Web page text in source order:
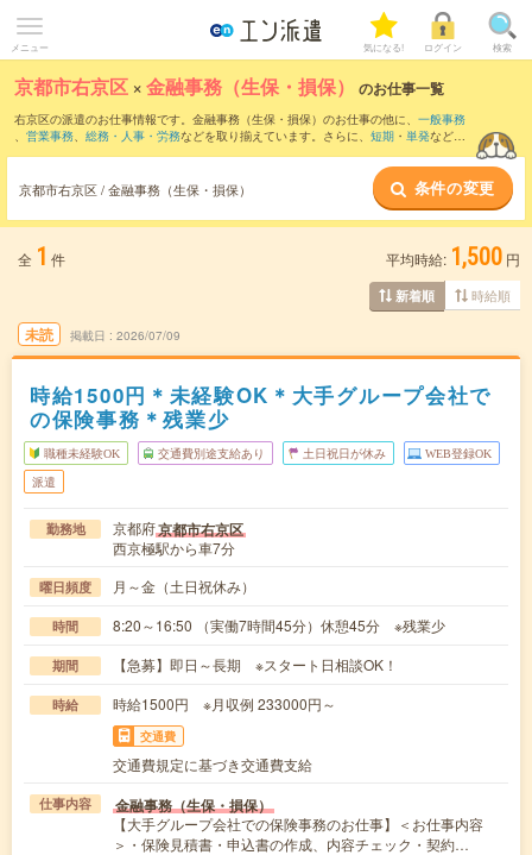
メニュー 気になる! ログイン 検索
京都市右京区 ×金融事務（生保・損保） のお仕事一覧
右京区の派遣のお仕事情報です。金融事務（生保・損保）のお仕事の他に、 一般事務
、 営業事務、 総務・人事・労務などを取り揃えています。さらに、 短期 ・ 単発などの
京都市右京区 / 金融事務（生保・損保） 条件の変更
全 1 件 平均時給: 1,500 円
新着順 時給順
未読 掲載日 2026/07/09
時給1500円＊未経験OK＊大手グループ会社で
の保険事務＊残業少
職種未経験OK 交通費別途支給あり 土日祝日が休み WEB登録OK
派遣
勤務地 京都府京都市右京区
西京極駅から車7分
曜日頻度 月～金（土日祝休み）
時間 8:20～16:50 （実働7時間45分）休憩45分 ※残業少
期間 【急募】即日～長期 ※スタート日相談OK！
時給 時給1500円 ※月収例 233000円～
交通費
交通費規定に基づき交通費支給
仕事内容 金融事務（生保・損保）
【大手グループ会社での保険事務のお仕事】＜お仕事内容
＞・保険見積書・申込書の作成、内容チェック・契約…